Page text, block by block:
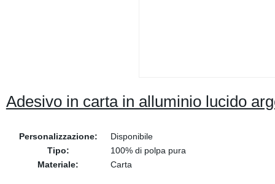
Adesivo in carta in alluminio lucido
Personalizzazione:
Disponibile
Tipo:
100% di polpa pura
Materiale:
Carta